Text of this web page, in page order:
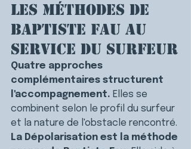
Les méthodes de
Baptiste Fau au
service du surfeur
Quatre approches
complémentaires structurent
l'accompagnement. Elles se
combinent selon le profil du surfeur
et la nature de l'obstacle rencontré.
La Dépolarisation est la méthode